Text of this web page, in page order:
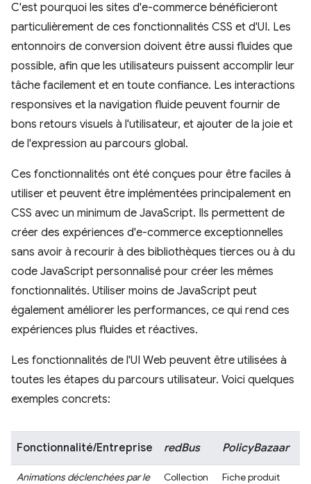
C'est pourquoi les sites d'e-commerce bénéficieront
particulièrement de ces fonctionnalités CSS et d'UI. Les
entonnoirs de conversion doivent être aussi fluides que
possible, afin que les utilisateurs puissent accomplir leur
tâche facilement et en toute confiance. Les interactions
responsives et la navigation fluide peuvent fournir de
bons retours visuels à l'utilisateur, et ajouter de la joie et
de l'expression au parcours global.
Ces fonctionnalités ont été conçues pour être faciles à
utiliser et peuvent être implémentées principalement en
CSS avec un minimum de JavaScript. Ils permettent de
créer des expériences d'e-commerce exceptionnelles
sans avoir à recourir à des bibliothèques tierces ou à du
code JavaScript personnalisé pour créer les mêmes
fonctionnalités. Utiliser moins de JavaScript peut
également améliorer les performances, ce qui rend ces
expériences plus fluides et réactives.
Les fonctionnalités de l'UI Web peuvent être utilisées à
toutes les étapes du parcours utilisateur. Voici quelques
exemples concrets:
Fonctionnalité/Entreprise redBus PolicyBazaar
Animations déclenchées par le
Collection Fiche produit